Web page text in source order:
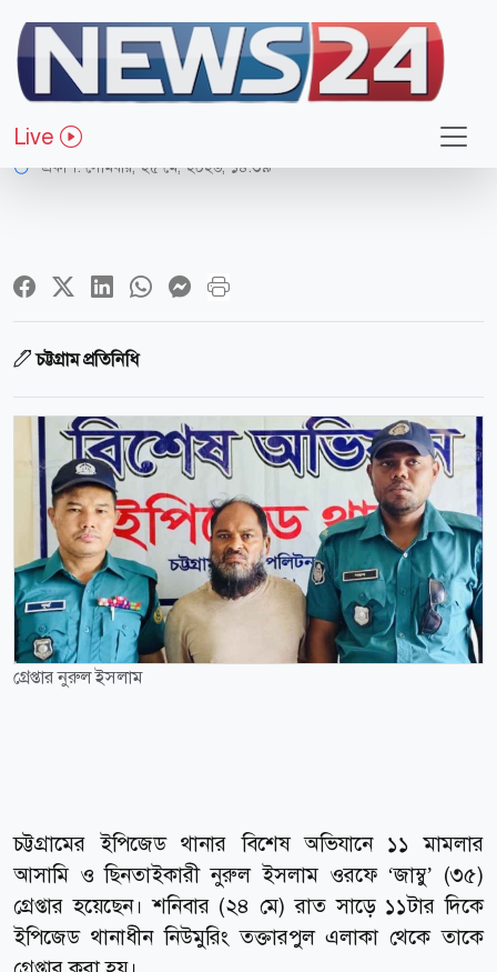
Live
সারাদেশ
১১ মামলার আসামি ‘জাম্বু’ গ্রেপ্তার
প্রকাশ:সোমবার, ২৫ মে, ২০২৬, ১৪:৩৯
চট্টগ্রাম প্রতিনিধি
গ্রেপ্তার নুরুল ইসলাম
চট্টগ্রামের ইপিজেড থানার বিশেষ অভিযানে ১১ মামলার
আসামি ও ছিনতাইকারী নুরুল ইসলাম ওরফে ‘জাম্বু’ (৩৫)
গ্রেপ্তার হয়েছেন। শনিবার (২৪ মে) রাত সাড়ে ১১টার দিকে
ইপিজেড থানাধীন নিউমুরিং তক্তারপুল এলাকা থেকে তাকে